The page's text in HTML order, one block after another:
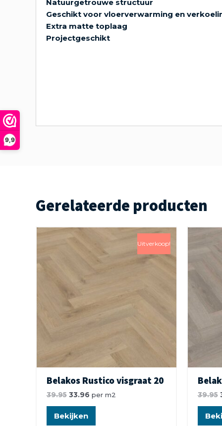
9,9
Natuurgetrouwe structuur
Geschikt voor vloerverwarming en
Extra matte toplaag
Projectgeschikt
Gerelateerde producten
Uitverkoop!
Belakos Rustico visgraat 20
39.95 33.96 per m2
Bekijken
39.95